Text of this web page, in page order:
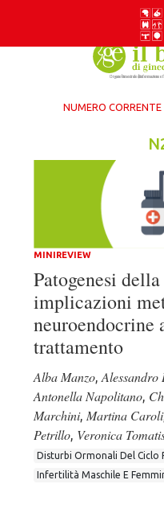
NUMERO CORRENTE
MINIREVIEW
Patogenesi
implicazioni
neuroendocrine
trattamento
Alba Manzo, Alessandro
Antonella Napolitano,
Marchini, Martina Caroli
Petrillo, Veronica
Disturbi Ormonali Del Ciclo
Infertilità Maschile E